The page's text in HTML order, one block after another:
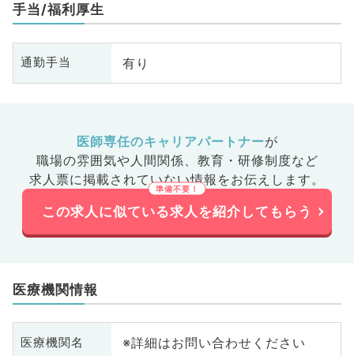
手当/福利厚生
通勤手当 有り
医師専任のキャリアパートナーが
職場の雰囲気や人間関係、 教育・研修制度など
求人票に掲載されていない情報をお伝えします。
この求人に似ている求人を紹介してもらう
医療機関情報
医療機関名 ※詳細はお問い合わせください